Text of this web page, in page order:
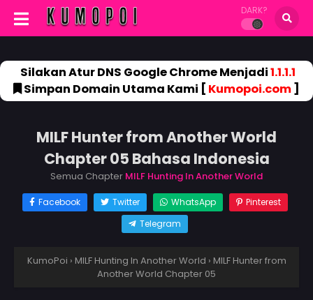
DARK?
Silakan Atur DNS Google Chrome Menjadi1.1.1.1
Simpan Domain Utama Kami [ Kumopoi.com]
MILF Hunter from Another World
Chapter 05 Bahasa Indonesia
Semua Chapter MILF Hunting In Another World
Facebook Twitter WhatsApp
Pinterest
Telegram
KumoPoi › MILF Hunting In Another World › MILF Hunter from
Another World Chapter 05